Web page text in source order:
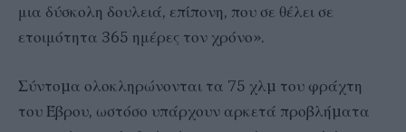
μια δύσκολη δουλειά, επίπονη, που σε θέλει σε
ετοιμότητα 365 ημέρες τον χρόνο».
Σύντοµα ολοκληρώνονται τα 75 χλµ του φράχτη
του Έβρου, ωστόσο υπάρχουν αρκετά προβλήµατα